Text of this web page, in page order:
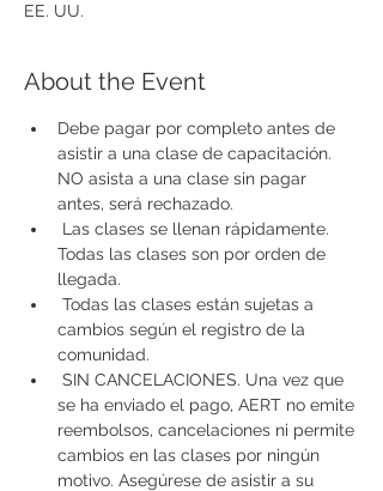
EE. UU.
About the Event
Debe pagar por completo antes de
asistir a una clase de capacitación.
NO asista a una clase sin pagar
antes, será rechazado.
Todas las clases son por orden de
llegada.
cambios según el registro de la
comunidad.
se ha enviado el pago, AERT no emite
reembolsos, cancelaciones ni permite
cambios en las clases por ningún
motivo. Asegúrese de asistir a su